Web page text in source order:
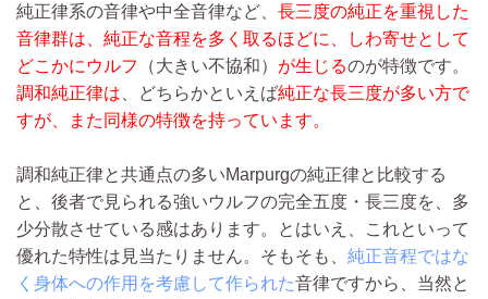
純正律系の音律や中全音律など、 長三度の純正を重視した
音律群は、純正な音程を多く取るほどに、しわ寄せとして
どこかにウルフ
（大きい不協和） が生じるのが特徴です。
調和純正律は 、どちらかといえば純正な長三度が多い方で
すが、また同様の特徴を持っています。
調和純正律と共通点の多いMarpurgの純正律と比較する
と、後者で見られる強いウルフの完全五度・長三度を、多
少分散させている感はあります。とはいえ、これといって
優れた特性は見当たりません。そもそも、 純正音程ではな
く身体への作用を考慮して作られた音律ですから、当然と